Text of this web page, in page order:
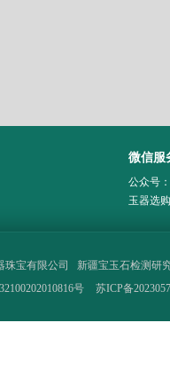
微信服
公众号
玉器选
珠宝有限公司 新疆宝玉石检测研
号 苏ICP备